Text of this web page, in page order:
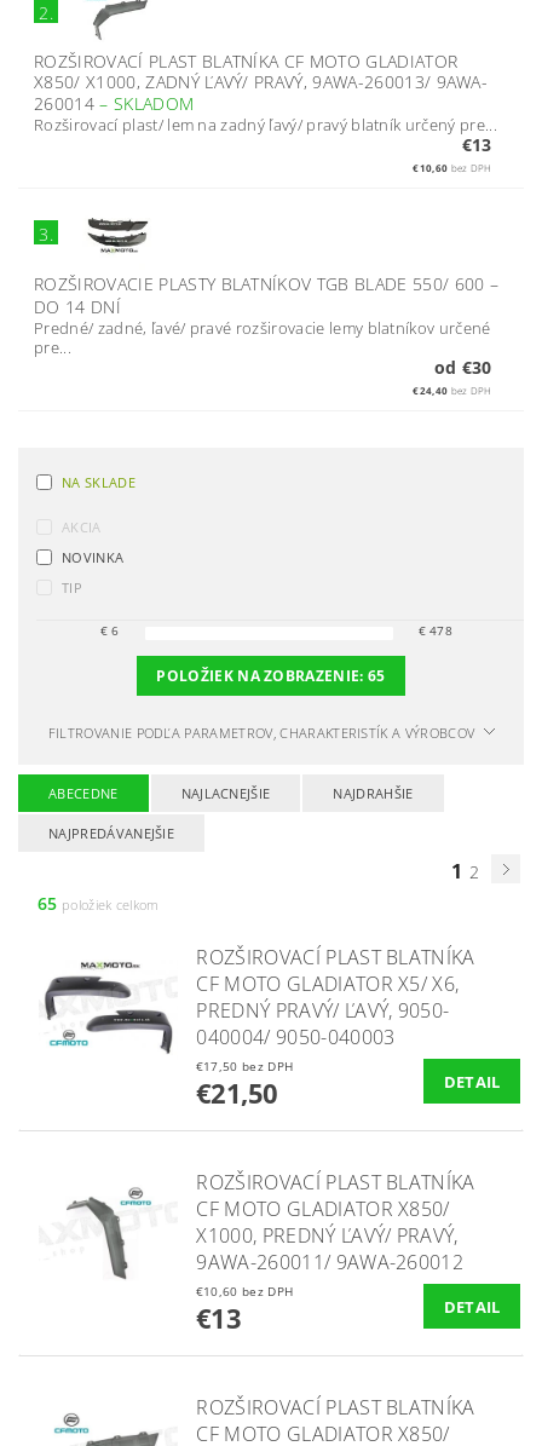
2.
ROZŠIROVACÍ PLAST BLATNÍKA CF MOTO GLADIATOR
X850/ X1000, ZADNÝ ĽAVÝ/ PRAVÝ, 9AWA-260013/ 9AWA-
260014–SKLADOM
Rozširovací plast/ lem na zadný ľavý/ pravý blatník určený pre...
€13
€10,60 bez DPH
3.
ROZŠIROVACIE PLASTY BLATNÍKOV TGB BLADE 550/ 600 –
DO 14 DNÍ
Predné/ zadné, ľavé/ pravé rozširovacie lemy blatníkov určené
pre...
od €30
€24,40 bez DPH
NA SKLADE
AKCIA
NOVINKA
TIP
€6 €478
POLOŽIEK NA ZOBRAZENIE:65
FILTROVANIE PODĽA PARAMETROV, CHARAKTERISTÍK A VÝROBCOV
ABECEDNE NAJLACNEJŠIE NAJDRAHŠIE
NAJPREDÁVANEJŠIE
1 2
65 položiek celkom
ROZŠIROVACÍ PLAST BLATNÍKA
CF MOTO GLADIATOR X5/ X6,
PREDNÝ PRAVÝ/ ĽAVÝ, 9050-
040004/ 9050-040003
€17,50 bez DPH
€21,50 DETAIL
ROZŠIROVACÍ PLAST BLATNÍKA
CF MOTO GLADIATOR X850/
X1000, PREDNÝ ĽAVÝ/ PRAVÝ,
9AWA-260011/ 9AWA-260012
€10,60 bez DPH
€13 DETAIL
ROZŠIROVACÍ PLAST BLATNÍKA
CF MOTO GLADIATOR X850/